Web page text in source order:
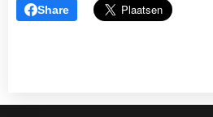
Share